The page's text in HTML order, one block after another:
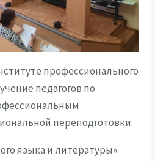
профессионального
педагогов по
переподготовки:
языка и литературы».